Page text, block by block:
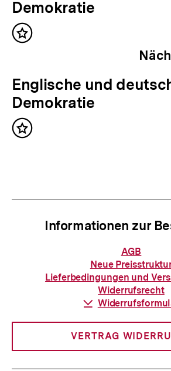
o
r
h
r
i
g
e
Demokratie
Inhalt
N
ä
c
h
t
Englische und
Demokratie
Inhalt
Informationen zur
zur
AGB
Neue
Lieferbedingungen und
Widerrufsrecht
Download-
VERTRAG